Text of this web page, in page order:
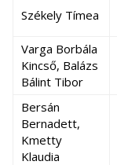
Székely Tímea
Varga Borbála
Kincső, Balázs
Bálint Tibor
Bersán
Bernadett,
Kmetty
Klaudia